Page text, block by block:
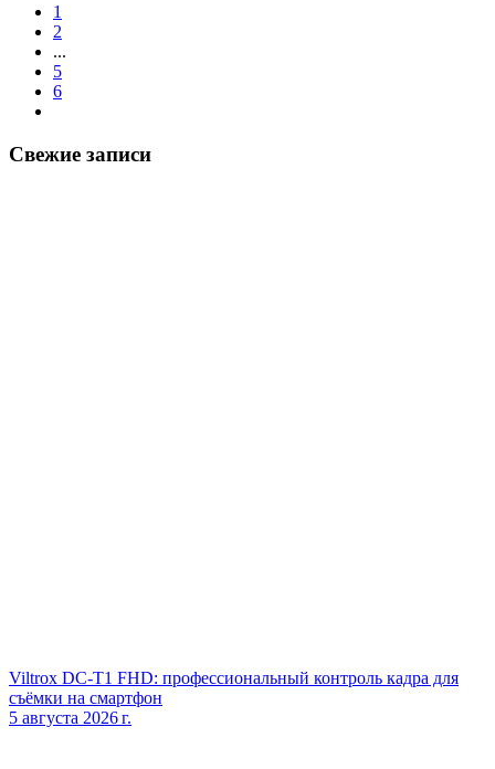
1
2
...
5
6
Свежие записи
Viltrox DC‑T1 FHD: профессиональный контроль кадра для
съёмки на смартфон
5 августа 2026 г.